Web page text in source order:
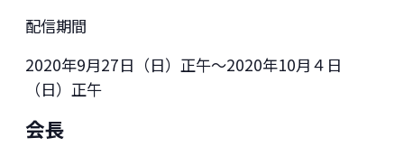
配信期間
2020年9月27日（日）正午～2020年10月４日
（日）正午
会長